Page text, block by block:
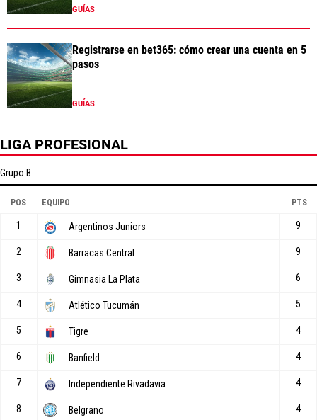
GUÍAS
Registrarse en bet365: cómo crear una cuenta en 5
pasos
GUÍAS
LIGA PROFESIONAL